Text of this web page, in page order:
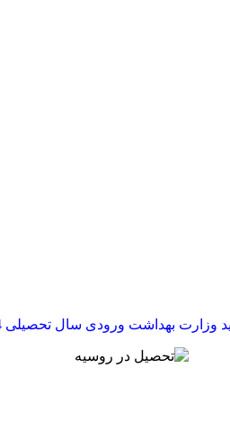
بهداشت ورودی سال تحصیلی 2024-2023